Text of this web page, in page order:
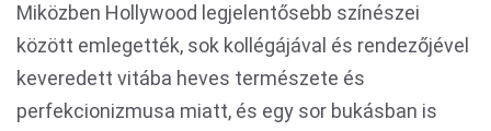
Miközben Hollywood legjelentősebb színészei
között emlegették, sok kollégájával és rendezőjével
keveredett vitába heves természete és
perfekcionizmusa miatt, és egy sor bukásban is